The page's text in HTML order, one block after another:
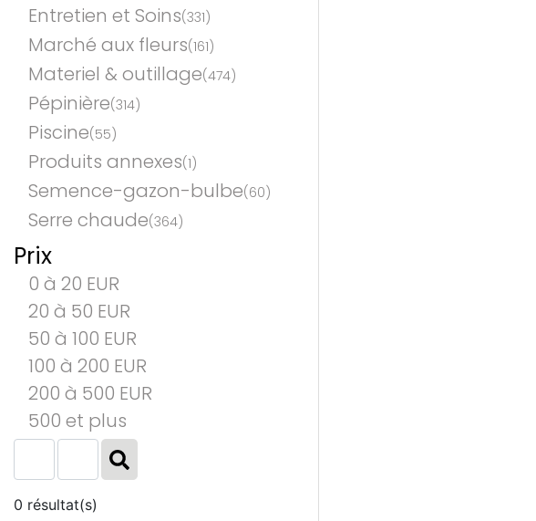
Entretien et Soins(331)
Marché aux fleurs(161)
Materiel & outillage(474)
Pépinière(314)
Piscine(55)
Produits annexes(1)
Semence-gazon-bulbe(60)
Serre chaude(364)
Prix
0 à 20 EUR
20 à 50 EUR
50 à 100 EUR
100 à 200 EUR
200 à 500 EUR
500 et plus
0 résultat(s)